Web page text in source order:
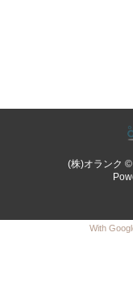
(株)オランク
With